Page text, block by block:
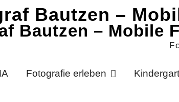
Bautzen – Mobile
Fotografie erleben